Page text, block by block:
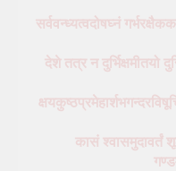
सर्ववन्ध्यत्वदोषघ्नं
देशे तत्र न दुर्भिक्षमीतयो
कासं श्वासमुदावर्तं